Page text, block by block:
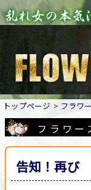
トップページ フラワ
フラワー
告知！再び